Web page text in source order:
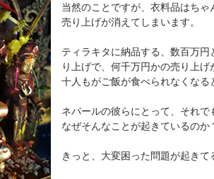
当然のことですが、衣料品はち
売り上げが消えてしまいます。
ティラキタに納品する、数百万
り上げで、何千万円かの売り上
十人もがご飯が食べられなくなる
ネパールの彼らにとって、それで
なぜそんなことが起きているのか
きっと、大変困った問題が起きて